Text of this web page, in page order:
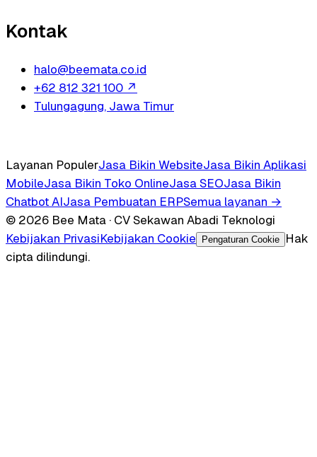
Kontak
halo@beemata.co.id
+62 812 321 100 ↗
Tulungagung, Jawa Timur
Layanan PopulerJasa Bikin WebsiteJasa Bikin Aplikasi
MobileJasa Bikin Toko OnlineJasa SEOJasa Bikin
Chatbot AIJasa Pembuatan ERPSemua layanan →
© 2026 Bee Mata · CV Sekawan Abadi Teknologi
Kebijakan PrivasiKebijakan Cookie Pengaturan Cookie
Hak
cipta dilindungi.